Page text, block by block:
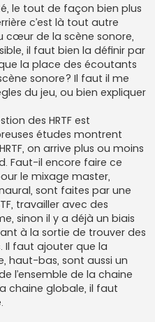
le tout de façon bien plus
c’est là tout autre
cœur de la scène sonore,
il faut bien la définir par
la place des écoutants
sonore? Il faut il me
du jeu, ou bien expliquer
des HRTF est
études montrent
on arrive plus ou moins
Faut-il encore faire ce
le mixage master,
sont faites par une
travailler avec des
sinon il y a déjà un biais
à la sortie de trouver des
Il faut ajouter que la
haut-bas, sont aussi un
l’ensemble de la chaine
chaine globale, il faut